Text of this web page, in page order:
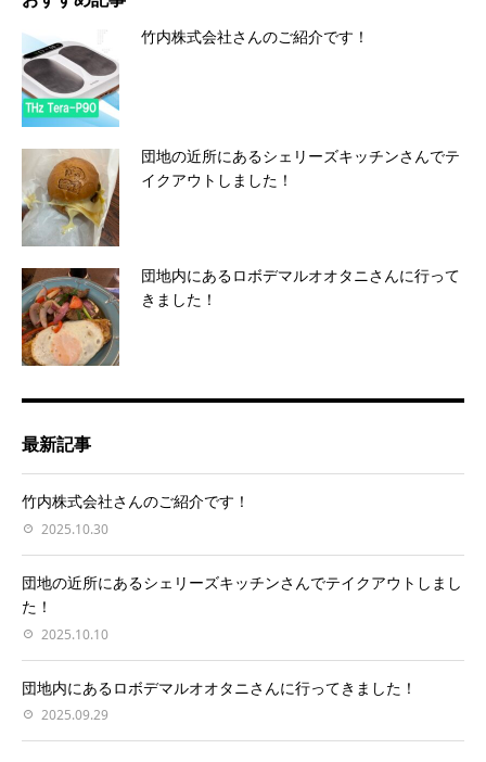
竹内株式会社さんのご紹介です！
団地の近所にあるシェリーズキッチンさんでテ
イクアウトしました！
団地内にあるロボデマルオオタニさんに行って
きました！
最新記事
竹内株式会社さんのご紹介です！
2025.10.30
団地の近所にあるシェリーズキッチンさんでテイクアウトしまし
た！
2025.10.10
団地内にあるロボデマルオオタニさんに行ってきました！
2025.09.29